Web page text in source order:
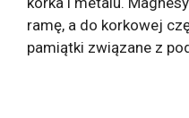
ramę, a do korkowej
pamiątki związane z